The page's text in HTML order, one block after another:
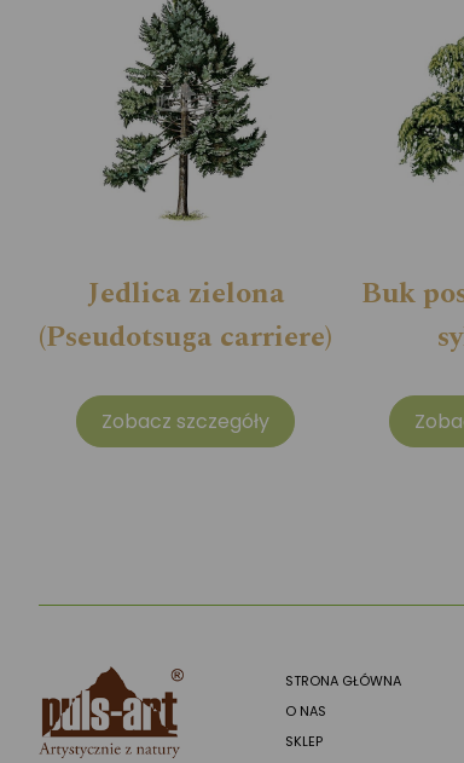
Jedlica zielona
(Pseudotsuga carriere)
Zobacz szczegóły
Buk
STRONA GŁÓWNA
O NAS
SKLEP